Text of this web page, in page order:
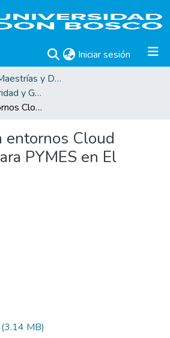
Iniciar sesión (current)
Trabajos de Maestrías y Doctorados
Maestría en Seguridad y Gestión de Riesgos Informáticos
Seguridad en entornos Cloud Computing para PYMES en El Salvador.
entornos Cloud
PYMES en El
(3.14 MB)